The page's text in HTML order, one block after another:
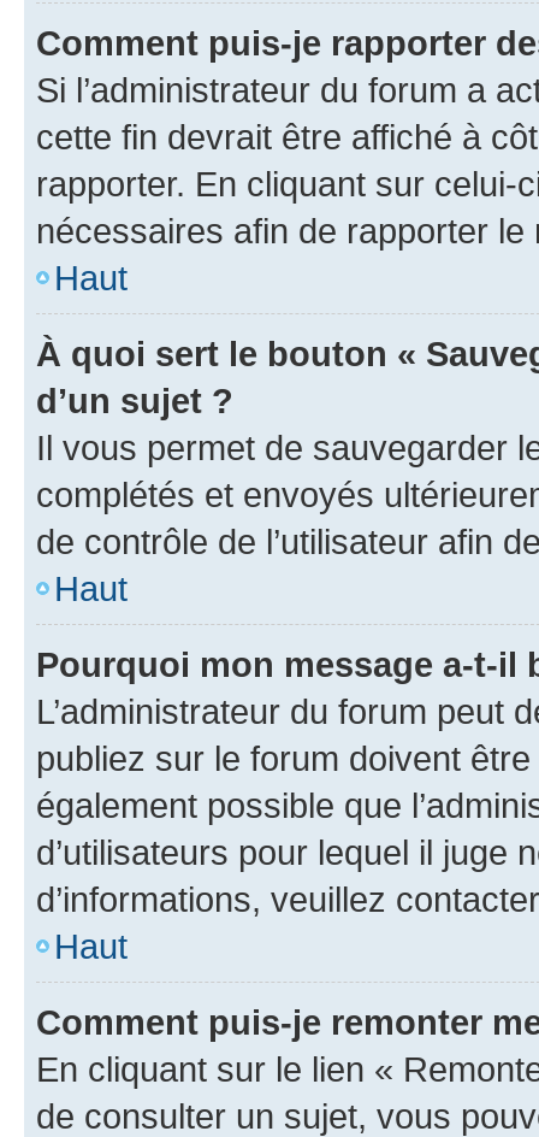
Comment puis-je rapporter
Si l’administrateur du forum a
cette fin devrait être affiché à
rapporter. En cliquant sur
nécessaires afin de rapporter le
Haut
À quoi sert le bouton «
d’un sujet ?
Il vous permet de sauvegarder
complétés et envoyés
de contrôle de l’utilisateur afin
Haut
Pourquoi mon message a-t-il
L’administrateur du forum peut
publiez sur le forum doivent
également possible que
d’utilisateurs pour lequel il juge
d’informations, veuillez
Haut
Comment puis-je remonter
En cliquant sur le lien «
de consulter un sujet, vous